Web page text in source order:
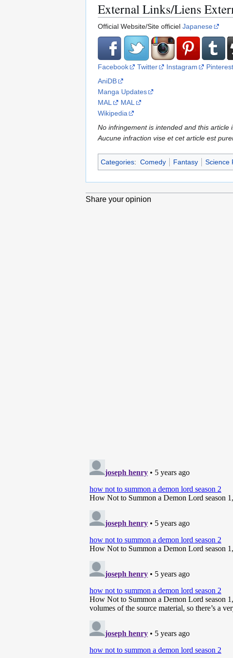
External Links/Liens
Official Website/Site officiel Japanese
Facebook Twitter Instagram Pinterest
AniDB
Manga Updates
MAL
MAL
Wikipedia
No infringement is intended and this
Aucune infraction vise et cet article est
Categories: Comedy Fantasy Science
Share your opinion